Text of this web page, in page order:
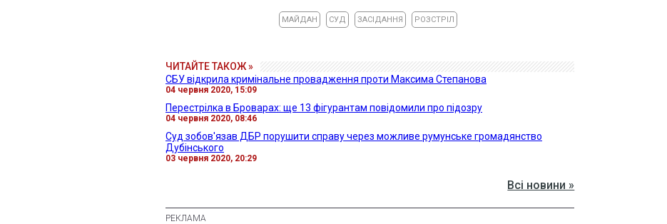
МАЙДАН СУД ЗАСІДАННЯ РОЗСТРІЛ
ЧИТАЙТЕ ТАКОЖ »
СБУ відкрила кримінальне провадження проти Максима Степанова
04 червня 2020, 15:09
Перестрілка в Броварах: ще 13 фігурантам повідомили про підозру
04 червня 2020, 08:46
Суд зобов'язав ДБР порушити справу через можливе румунське громадянство
Дубінського
03 червня 2020, 20:29
Всі новини »